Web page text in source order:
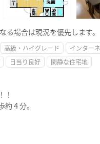
場合は現況を優先します。
高級・ハイグレード インター
日当り良好 閑静な住宅地
！
４分。